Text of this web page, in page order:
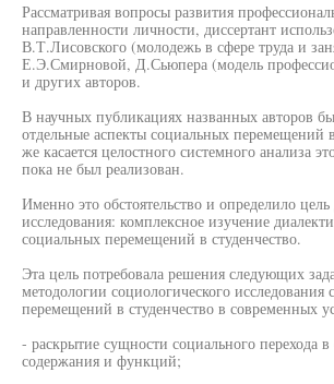
Рассматривая вопросы развития
направленности личности, диссертант
В.Т.Лисовского (молодежь в сфере труда и
Е.Э.Смирновой, Д.Сьюпера (модель
и других авторов.
В научных публикациях названных авторов
отдельные аспекты социальных перемещений
же касается целостного системного анализа
пока не был реализован.
Именно это обстоятельство и определило
исследования: комплексное изучение
социальных перемещений в студенчество.
Эта цель потребовала решения следующих
методологии социологического исследования
перемещений в студенчество в современных
- раскрытие сущности социального перехода в
содержания и функций;